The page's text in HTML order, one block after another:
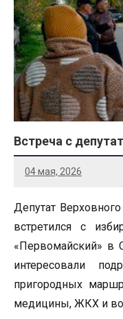
Встреча с
04 мая, 2026
Депутат
встретился с
«Первомайский» в
интересовали
пригородных
медицины, ЖКХ и